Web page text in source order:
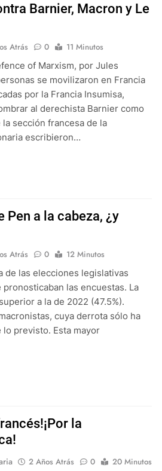
Barnier, Macron y Le
Atrás 0
11 Minutos
of Marxism, por Jules
se movilizaron en Francia
por la Francia Insumisa,
al derechista Barnier como
sección francesa de la
escribieron…
Pen a la cabeza, ¿y
Atrás 0
12 Minutos
de las elecciones legislativas
las encuestas. La
a la de 2022 (47.5%).
cuya derrota sólo ha
previsto. Esta mayor
la
2 Años Atrás 0
20 Minutos